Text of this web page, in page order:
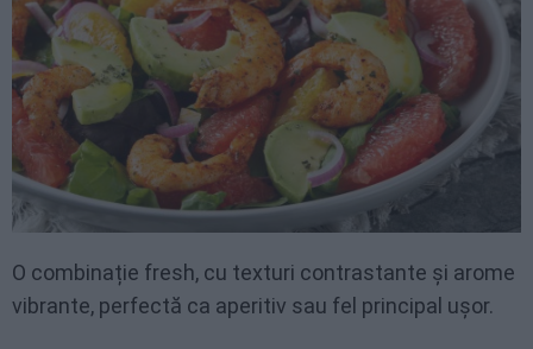
O combinație fresh, cu texturi contrastante și arome
vibrante, perfectă ca aperitiv sau fel principal ușor.